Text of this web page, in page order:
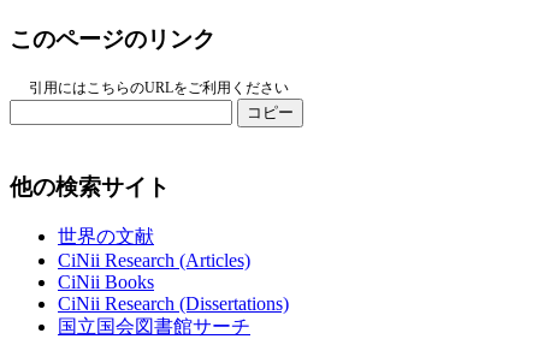
このページのリンク
引用にはこちらのURLをご利用ください
コピー
他の検索サイト
世界の文献
CiNii Research (Articles)
CiNii Books
CiNii Research (Dissertations)
国立国会図書館サーチ